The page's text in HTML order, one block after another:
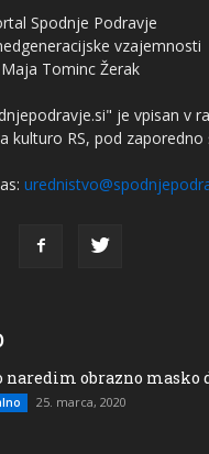
Spodnje Podravje
vzajemnosti
Maja Tominc Žerak
je vpisan v
kulturo RS, pod zaporedno
naredim obrazno masko
25. marca, 2020